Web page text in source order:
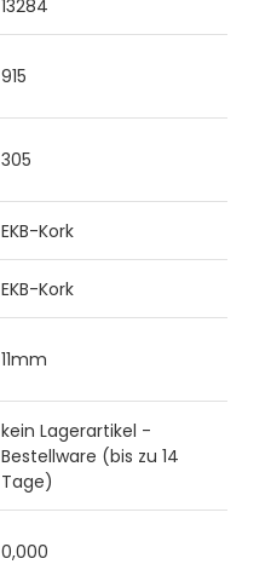
13284
915
305
EKB-Kork
EKB-Kork
11mm
kein Lagerartikel -
Bestellware (bis zu 14
Tage)
0,000